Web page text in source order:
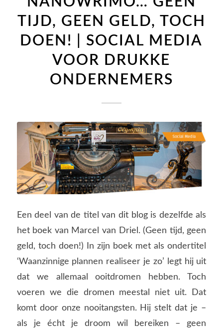
TIJD, GEEN GELD, TOCH
DOEN! | SOCIAL MEDIA
VOOR DRUKKE
ONDERNEMERS
Een deel van de titel van dit blog is dezelfde als
het boek van Marcel van Driel. (Geen tijd, geen
geld, toch doen!) In zijn boek met als ondertitel
‘Waanzinnige plannen realiseer je zo’ legt hij uit
dat we allemaal ooitdromen hebben. Toch
voeren we die dromen meestal niet uit. Dat
komt door onze nooitangsten. Hij stelt dat je –
als je écht je droom wil bereiken – geen